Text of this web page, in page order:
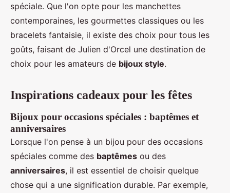
spéciale. Que l'on opte pour les manchettes
contemporaines, les gourmettes classiques ou les
bracelets fantaisie, il existe des choix pour tous les
goûts, faisant de Julien d'Orcel une destination de
choix pour les amateurs de bijoux style.
Inspirations cadeaux pour les fêtes
Bijoux pour occasions spéciales : baptêmes et
anniversaires
Lorsque l'on pense à un bijou pour des occasions
spéciales comme des baptêmes ou des
anniversaires, il est essentiel de choisir quelque
chose qui a une signification durable. Par exemple,